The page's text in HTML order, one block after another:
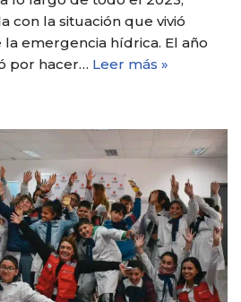
con la situación que vivió
emergencia hídrica. El año
por hacer… Leer más »